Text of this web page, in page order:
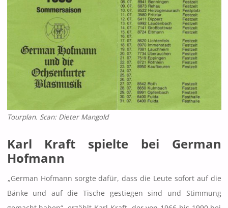
Tourplan. Scan: Dieter Mangold
Karl Kraft spielte bei German
Hofmann
„German Hofmann sorgte dafür, dass die Leute sofort auf die
Bänke und auf die Tische gestiegen sind und Stimmung